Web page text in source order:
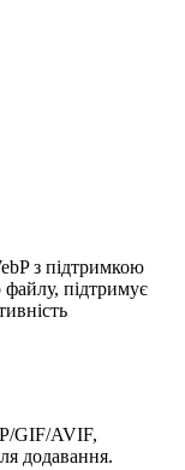
з підтримкою
підтримує
GIF/AVIF,
додавання.